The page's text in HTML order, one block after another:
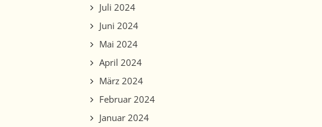
Juli 2024
Juni 2024
Mai 2024
April 2024
März 2024
Februar 2024
Januar 2024